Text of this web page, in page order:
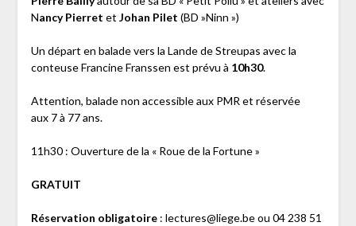
Nancy Pierret et Johan Pilet (BD »Ninn »)
Un départ en balade vers la Lande de Streupas avec la
conteuse Francine Franssen est prévu à 10h30.
Attention, balade non accessible aux PMR et réservée
aux 7 à 77 ans.
11h30 : Ouverture de la « Roue de la Fortune »
GRATUIT
Réservation obligatoire: lectures@liege.be ou 04 238 51